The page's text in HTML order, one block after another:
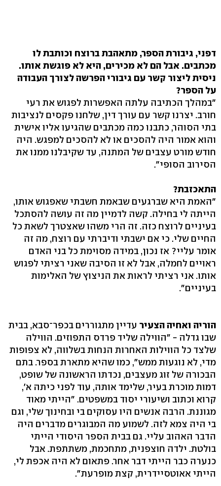
דפני, גיבורת הספר, מתאהבת ברוצח וכותבת לו
מכתבים. אבל הם לא מכירים, היא לא פוגשת אותו.
ניסית ליצור קשר עם גיבורי הפרשה לצורך העבודה
על הספר?
"במהלך הכתיבה עלתה האפשרות לפגוש את רעי
חורב. יצרנו קשר עם עורך דין, שלחנו פקסים לנציבות
בתי הסוהר, כתבנו כמה מכתבים שהגיעו אליו אישית
והוא אמור היה להסכים או לא להסכים למפגש. היה
חודש מורט עצבים של המתנה, עד שקיבלנו ממנו את
הסירוב הסופי".
התאכזבת?
"האמת היא שברגעים שבאמת חשבתי שאפגוש אותו,
הייתה לי בחילה. קשה לדמיין מה זה עושה להסתכל
בעיניים לרוצח כזה. זה הרי משהו שאצטרך לשאת כל
החיים שלי. כי אם ישבתי ודיברתי עם רוצח, מה זה
אומר עליי? אז נכון, במידה מסוימת כל בני האדם
ראויים לחמלה, אבל לא זו הסיבה שאני רציתי לפגוש
אותו. אני רציתי לראות את הניצוץ של האלימות
בעיניים".
הוריה ואחיה הצעיר עדיין מתגוררים בכפר־סבא, בבית
שבו גדלה - "הווילה שליד פרדס התפוזים. הווילה
שלצד כל הווילות האחרות הנחות בשלווה, לא צפופות
מדי, לא נוגעות ממש", כמו שהיא מתארת בספר. בתם
הבכורה של זוג מעצבים, נכדתו הראשונה של שופט,
דמות מוכרת בעיר, שלימד אותה, עוד לפני כיתה א',
קרוא וכתוב ושיעורי יסוד במשפטים. "הייתי מאוד
מגוננת. הרבה אנשים היו עסוקים בי ובחינוך שלי, וגם
בי היה צמא לזה. לשמוע מה המבוגרים מדברים היה
הדבר האהוב עליי. גם בבית הספר היסודי הייתי
בולטת. ילדה חוצפנית, מתחכמת, משתתפת. אבל
כנערה כבר הייתי דבר אחר. פתאום לא היה אכפת לי,
הייתי אאוטסיידרית, קצת מופרעת".